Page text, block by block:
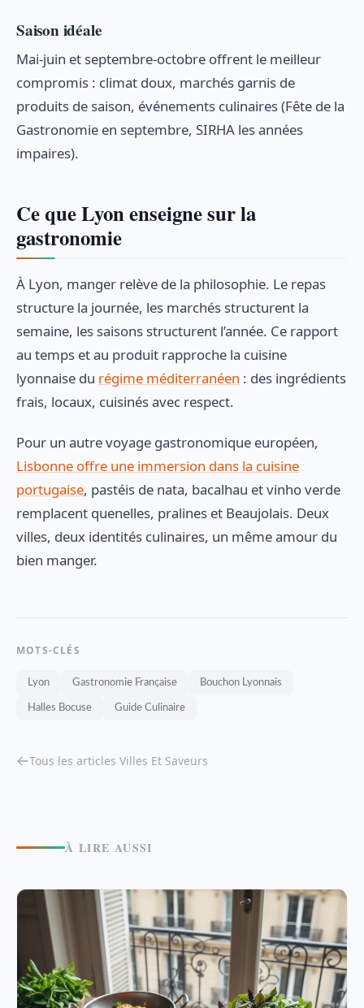
Saison idéale
Mai-juin et septembre-octobre offrent le meilleur
compromis : climat doux, marchés garnis de
produits de saison, événements culinaires (Fête de la
Gastronomie en septembre, SIRHA les années
impaires).
Ce que Lyon enseigne sur la
gastronomie
À Lyon, manger relève de la philosophie. Le repas
structure la journée, les marchés structurent la
semaine, les saisons structurent l’année. Ce rapport
au temps et au produit rapproche la cuisine
lyonnaise du régime méditerranéen : des ingrédients
frais, locaux, cuisinés avec respect.
Pour un autre voyage gastronomique européen,
Lisbonne offre une immersion dans la cuisine
portugaise, pastéis de nata, bacalhau et vinho verde
remplacent quenelles, pralines et Beaujolais. Deux
villes, deux identités culinaires, un même amour du
bien manger.
MOTS-CLÉS
Lyon Gastronomie Française Bouchon Lyonnais
Halles Bocuse Guide Culinaire
Tous les articles Villes Et Saveurs
À LIRE AUSSI